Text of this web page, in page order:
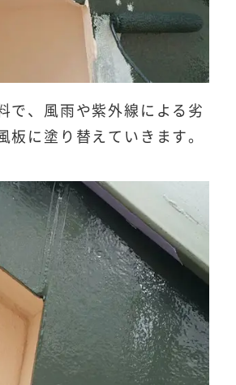
で、風雨や紫外線による劣
板に塗り替えていきます。